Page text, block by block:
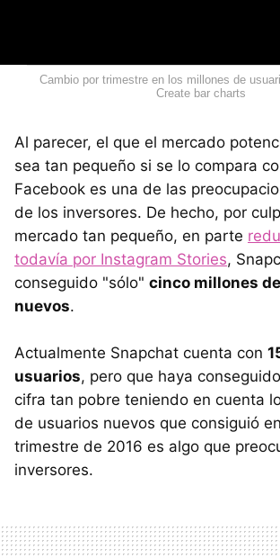
Cambio por trimestre en los millones de
Create bar charts
Al parecer, el que el mercado
sea tan pequeño si se lo compara
Facebook es una de las
de los inversores. De hecho, por
mercado tan pequeño, en parte
todavía por Instagram Stories,
conseguido "sólo" cinco millones
nuevos.
Actualmente Snapchat cuenta con
usuarios, pero que haya
cifra tan pobre teniendo en cuenta
de usuarios nuevos que consiguió
trimestre de 2016 es algo que
inversores.